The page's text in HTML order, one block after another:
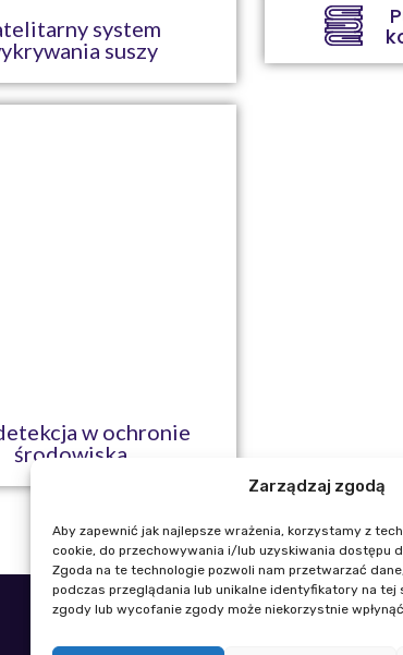
Zarządzaj zgodą
Aby zapewnić jak najlepsze wrażenia, korzystamy z
cookie, do przechowywania i/lub uzyskiwania dostępu
Zgoda na te technologie pozwoli nam przetwarzać
podczas przeglądania lub unikalne identyfikatory na tej
zgody lub wycofanie zgody może niekorzystnie
system
suszy
w ochronie
środowiska